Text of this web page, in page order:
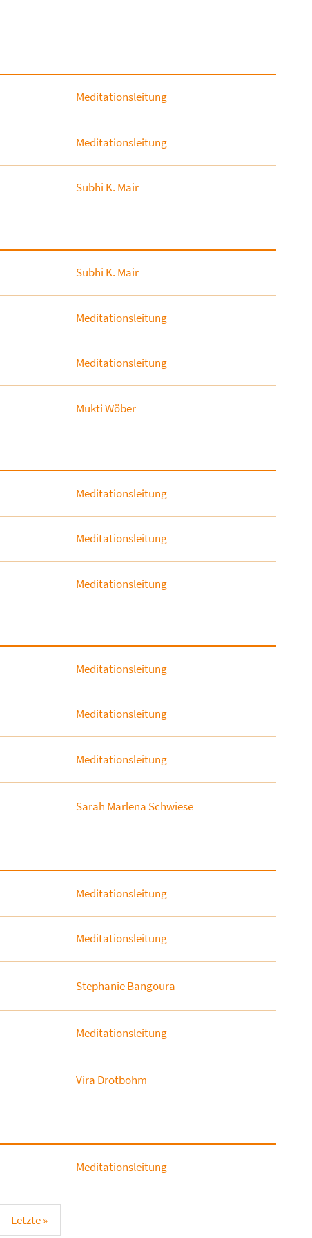
Meditationsleitung
Meditationsleitung
Subhi K. Mair
Subhi K. Mair
Meditationsleitung
Meditationsleitung
Mukti Wöber
Meditationsleitung
Meditationsleitung
Meditationsleitung
Meditationsleitung
Meditationsleitung
Meditationsleitung
Sarah Marlena Schwiese
Meditationsleitung
Meditationsleitung
Stephanie Bangoura
Meditationsleitung
Vira Drotbohm
Meditationsleitung
Letzte »